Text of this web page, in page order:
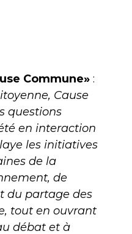
Commune» :
Cause
questions
en interaction
les initiatives
de la
de
du partage des
tout en ouvrant
débat et à